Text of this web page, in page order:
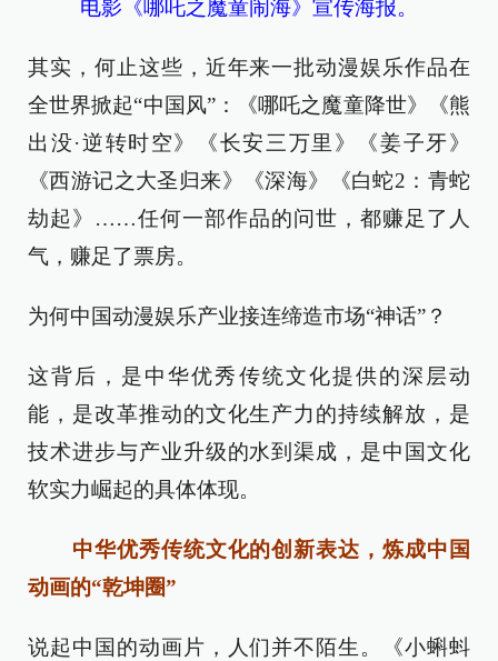
电影《哪吒之魔童闹海》宣传海报。
其实，何止这些，近年来一批动漫娱乐作品在
全世界掀起“中国风”：《哪吒之魔童降世》《熊
出没·逆转时空》《长安三万里》《姜子牙》
《西游记之大圣归来》《深海》《白蛇2：青蛇
劫起》……任何一部作品的问世，都赚足了人
气，赚足了票房。
为何中国动漫娱乐产业接连缔造市场“神话”？
这背后，是中华优秀传统文化提供的深层动
能，是改革推动的文化生产力的持续解放，是
技术进步与产业升级的水到渠成，是中国文化
软实力崛起的具体体现。
中华优秀传统文化的创新表达，炼成中国
动画的“乾坤圈”
说起中国的动画片，人们并不陌生。《小蝌蚪